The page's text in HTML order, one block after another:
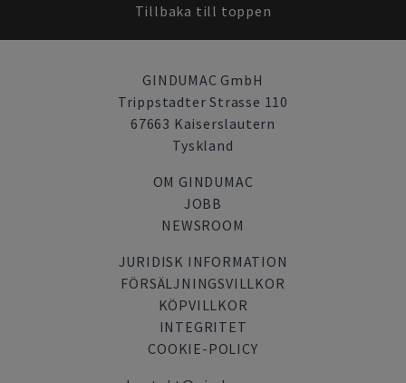
Tillbaka till toppen
GINDUMAC GmbH
Trippstadter Strasse 110
67663 Kaiserslautern
Tyskland
OM GINDUMAC
JOBB
NEWSROOM
JURIDISK INFORMATION
FÖRSÄLJNINGSVILLKOR
KÖPVILLKOR
INTEGRITET
COOKIE-POLICY